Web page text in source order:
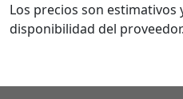
Los precios son estimativos
disponibilidad del proveedor.